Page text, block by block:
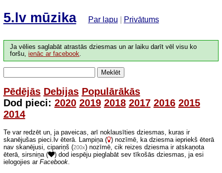
5.lv mūzika Par lapu Privātums
Ja vēlies saglabāt atrastās dziesmas un ar laiku darīt vēl visu ko
foršu,ienāc ar facebook.
Meklēt
Pēdējās Debijas Populārākās
Dod pieci: 2020 2019 2018 2017 2016 2015
2014
Te var redzēt un, ja paveicas, arī noklausīties dziesmas, kuras ir
skanējušas pieci.lv ēterā. Lampiņa ( ) nozīmē, ka dziesma iepriekš ēterā
nav skanējusi, cipariņš (200x) nozīmē, cik reizes dziesma ir atskaņota
ēterā, sirsniņa (
) dod iespēju pieglabāt sev tīkošās dziesmas, ja esi
ielogojies ar Facebook.